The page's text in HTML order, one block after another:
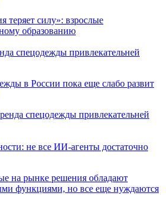
спецодежды привлекательней
в России пока еще слабо развит
не все ИИ-агенты достаточно
на рынке решения обладают
функциями, но все еще нуждаются